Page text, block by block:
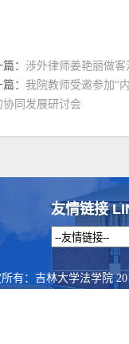
篇： 涉外律师姜艳丽做
篇： 我院教师受邀参加“
协同发展研讨会
友情链接
所有：吉林大学法学院